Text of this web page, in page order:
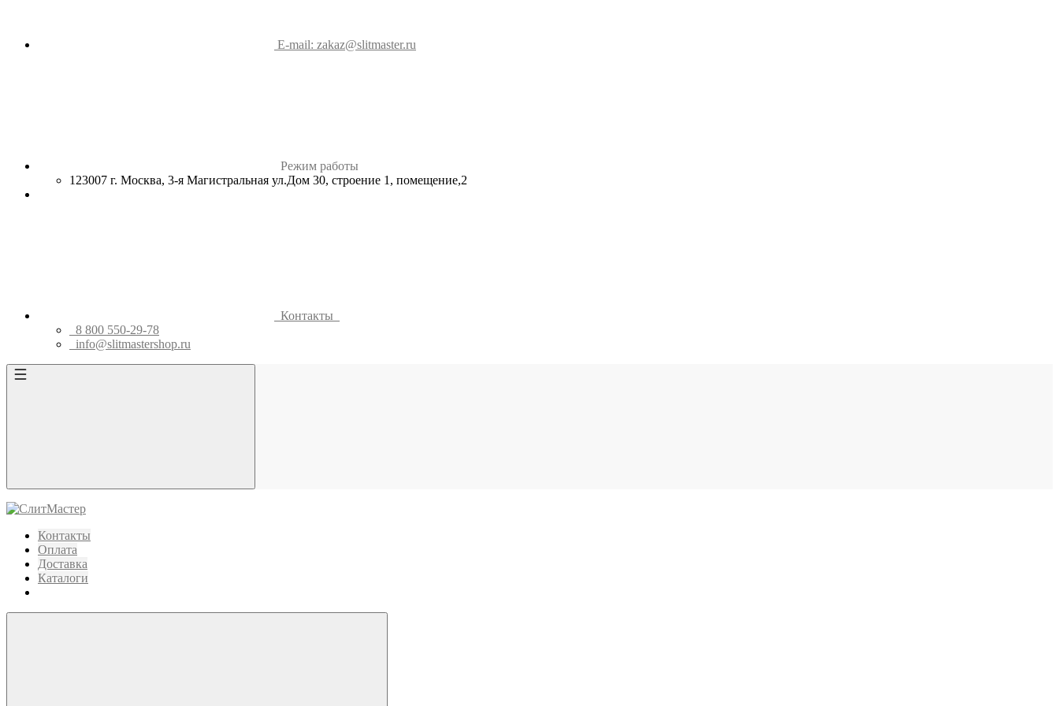
E-mail: zakaz@slitmaster.ru
Режим работы
123007 г. Москва, 3-я Магистральная ул.Дом 30, строение 1, помещение,2
Контакты
8 800 550-29-78
info@slitmastershop.ru
Контакты
Оплата
Доставка
Каталоги